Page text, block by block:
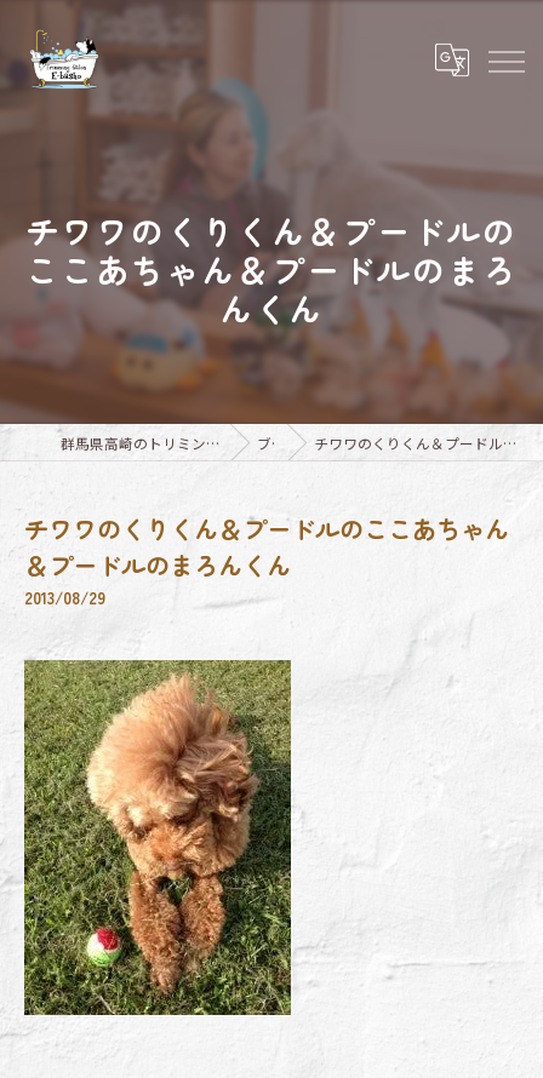
チワワのくりくん＆プードルの
ここあちゃん＆プードルのまろ
んくん
群馬県高崎のトリミングならTrimming Salon E-basho ブログ チワワのくりくん＆プードルのここあちゃん＆プードルのまろんくん
チワワのくりくん＆プードルのここあちゃん
＆プードルのまろんくん
2013/08/29